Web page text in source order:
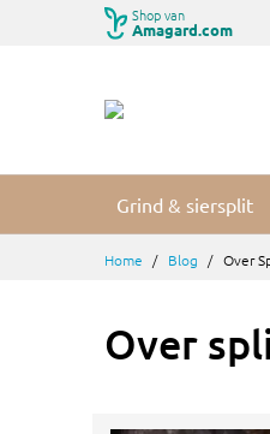
Shop van
Amagard.com
Grind & siersplit
Home Blog Over
Over